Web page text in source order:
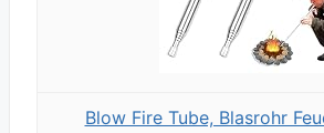
Blow Fire Tube, Blasrohr